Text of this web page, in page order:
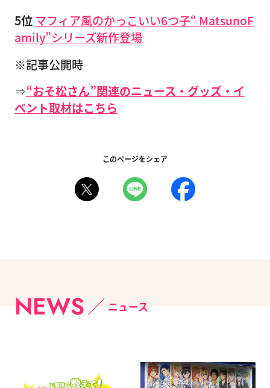
5位マフィア風のかっこいい6つ子“ MatsunoF
amily”シリーズ新作登場
※記事公開時
⇒“おそ松さん”関連のニュース・グッズ・イ
ベント取材はこちら
このページをシェア
NEWS ニュース